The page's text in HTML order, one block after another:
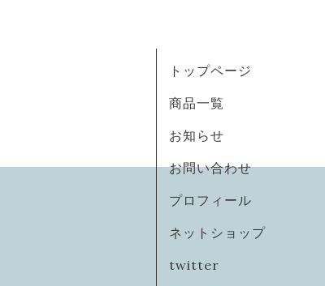
トップページ
商品一覧
お知らせ
お問い合わせ
プロフィール
ネットショップ
twitter